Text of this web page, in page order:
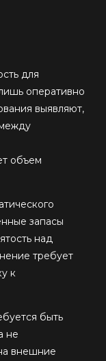
для
оперативно
выявляют,
объем
запасы
над
требует
к
быть
не
внешние